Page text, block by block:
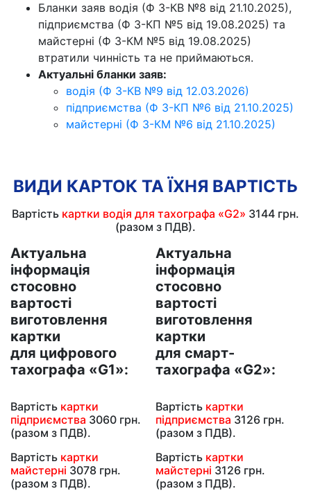
Бланки заяв водія (Ф З-КВ №8 від 21.10.2025),
підприємства (Ф З-КП №5 від 19.08.2025) та
майстерні (Ф З-КМ №5 від 19.08.2025)
втратили чинність та не приймаються.
Актуальні бланки заяв:
водія (Ф З-КВ №9 від 12.03.2026)
підприємства (Ф З-КП №6 від 21.10.2025)
майстерні (Ф З-КМ №6 від 21.10.2025)
ВИДИ КАРТОК ТА ЇХНЯ ВАРТІСТЬ
Вартість картки водія для тахографа «G2» 3144 грн.
(разом з ПДВ).
Актуальна
інформація
стосовно
вартості
виготовлення
картки
для цифрового
тахографа «G1»:
Вартість картки
підприємства 3060 грн.
(разом з ПДВ).
Вартість картки
майстерні 3078 грн.
(разом з ПДВ).
Актуальна
інформація
стосовно
вартості
виготовлення
картки
для смарт-
тахографа «G2»:
Вартість картки
підприємства 3126 грн.
(разом з ПДВ).
Вартість картки
майстерні 3126 грн.
(разом з ПДВ).